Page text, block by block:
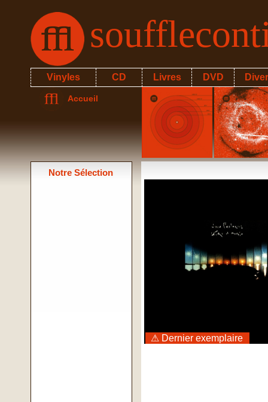
Vinyles CD Livres DVD
Accueil
Notre Sélection
⚠ Dernier exemplaire